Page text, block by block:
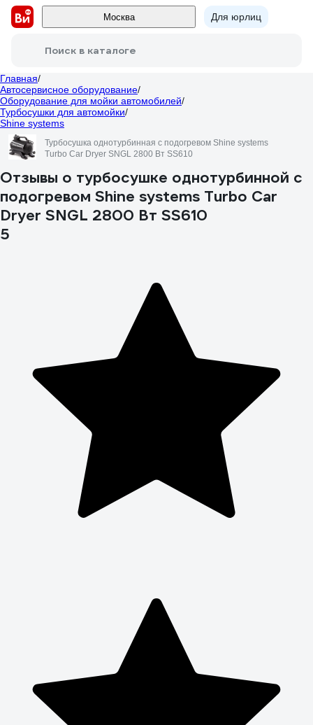
Москва Для юрлиц
Поиск в каталоге
Главная/
Автосервисное оборудование/
Оборудование для мойки автомобилей/
Турбосушки для автомойки/
Shine systems
Турбосушка однотурбинная с подогревом Shine systems
Turbo Car Dryer SNGL 2800 Вт SS610
Отзывы о турбосушке однотурбинной с
подогревом Shine systems Turbo Car
Dryer SNGL 2800 Вт SS610
5